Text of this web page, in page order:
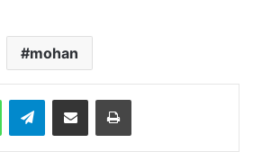
mohan
WhatsAppTelegramShare via Email Print